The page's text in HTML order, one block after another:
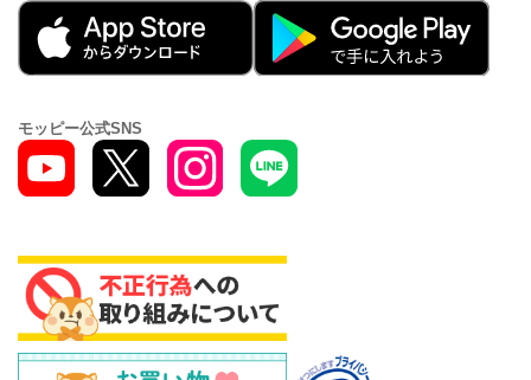
モッピー公式SNS